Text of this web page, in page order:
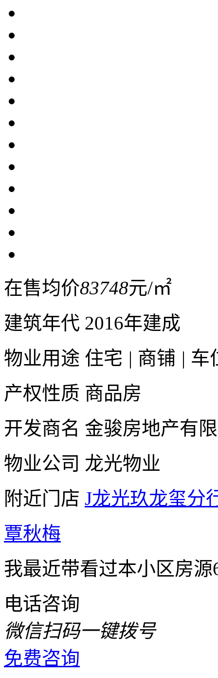
在售均价83748元/㎡
建筑年代 2016年建成
物业用途 住宅 | 商铺 | 车
产权性质 商品房
开发商名 金骏房地产有
物业公司 龙光物业
附近门店 J龙光玖龙玺分
覃秋梅
我最近带看过本小区房
电话咨询
微信扫码一键拨号
免费咨询